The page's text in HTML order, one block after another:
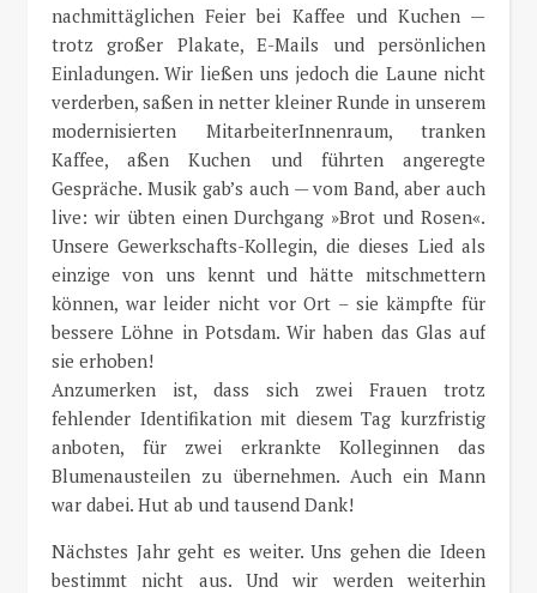
nachmittäglichen Feier bei Kaffee und Kuchen —
trotz großer Plakate, E-Mails und persönlichen
Einladungen. Wir ließen uns jedoch die Laune nicht
verderben, saßen in netter kleiner Runde in unserem
modernisierten MitarbeiterInnenraum, tranken
Kaffee, aßen Kuchen und führten angeregte
Gespräche. Musik gab’s auch — vom Band, aber auch
live: wir übten einen Durchgang »Brot und Rosen«.
Unsere Gewerkschafts-Kollegin, die dieses Lied als
einzige von uns kennt und hätte mitschmettern
können, war leider nicht vor Ort – sie kämpfte für
bessere Löhne in Potsdam. Wir haben das Glas auf
sie erhoben!
Anzumerken ist, dass sich zwei Frauen trotz
fehlender Identifikation mit diesem Tag kurzfristig
anboten, für zwei erkrankte Kolleginnen das
Blumenausteilen zu übernehmen. Auch ein Mann
war dabei. Hut ab und tausend Dank!
Nächstes Jahr geht es weiter. Uns gehen die Ideen
bestimmt nicht aus. Und wir werden weiterhin